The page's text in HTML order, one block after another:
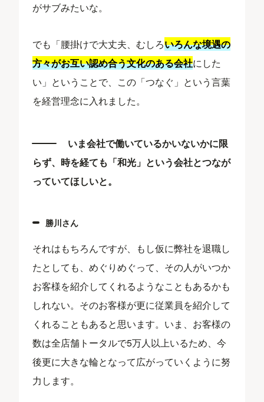
がサブみたいな。
でも「腰掛けで大丈夫、むしろいろんな境遇の
方々がお互い認め合う文化のある会社にした
い」ということで、この「つなぐ」という言葉
を経営理念に入れました。
いま会社で働いているかいないかに限
らず、時を経ても「和光」という会社とつなが
っていてほしいと。
勝川さん
それはもちろんですが、もし仮に弊社を退職し
たとしても、めぐりめぐって、その人がいつか
お客様を紹介してくれるようなこともあるかも
しれない。そのお客様が更に従業員を紹介して
くれることもあると思います。いま、お客様の
数は全店舗トータルで5万人以上いるため、今
後更に大きな輪となって広がっていくように努
力します。